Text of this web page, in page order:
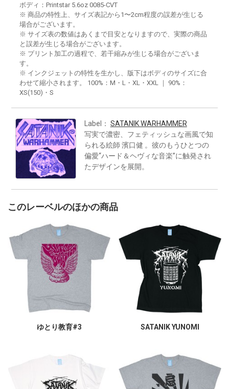
ボディ：Printstar 5.6oz 0085-CVT
※ 商品の特性上、サイズ表記から1〜2cm程度の誤差が生じる
場合がございます。
※ サイズ表の数値はあくまで目安となりますので、実際の商品
と誤差が生じる場合がございます。
※ プリント加工の過程で、若干縮みが生じる場合がございま
す。
※ インクジェットの特性を生かし、版下はボディのサイズに合
わせて縮小されます。 100%：M・L・XL・XXL ｜ 90%：
XS(150)・S
Label： SATANIK WARHAMMER
写実で濃密、フェティッシュな画風で知
られる絵師 濱口健 。彼のもうひとつの
偏愛“ハード＆ヘヴィな音楽”に触発され
たデザインを展開。
このレーベルのほかの商品
ゆとり教育#3 SATANIK YUNOMI